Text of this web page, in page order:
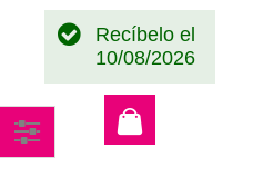
Recíbelo el
10/08/2026
Comprar